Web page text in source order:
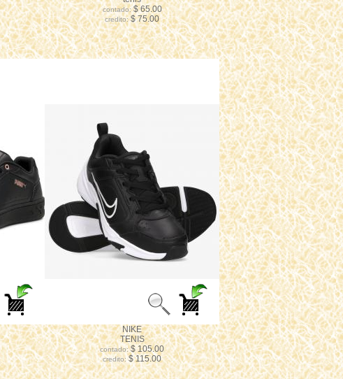
contado:$ 65.00
credito:$ 75.00
NIKE
TENIS
contado:$ 105.00
credito:$ 115.00